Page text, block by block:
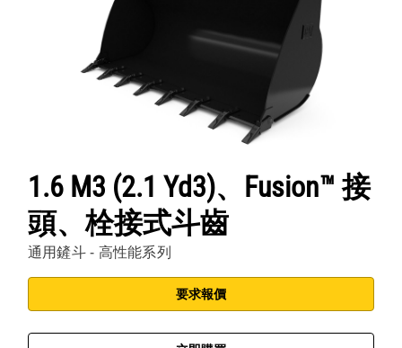
1.6 M3 (2.1 Yd3)、Fusion™ 接
頭、栓接式斗齒
通用鏟斗 - 高性能系列
要求報價